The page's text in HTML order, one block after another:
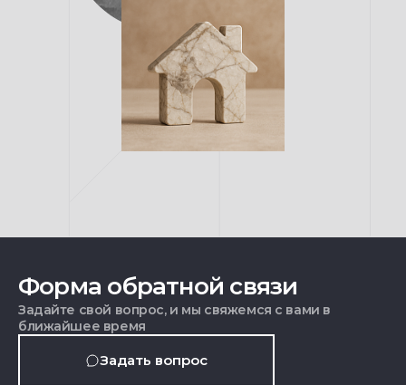
Форма обратной связи
Задайте свой вопрос, и мы свяжемся с вами в
ближайшее время
Задать вопрос